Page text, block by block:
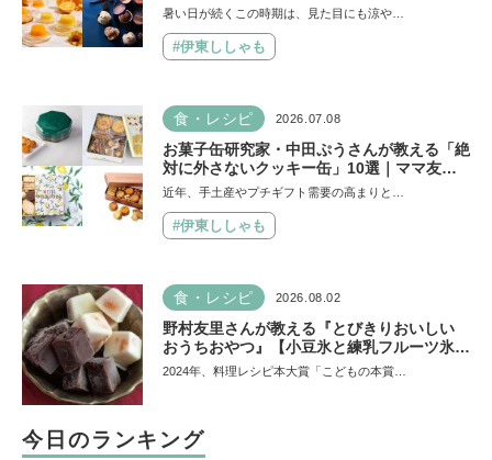
暑い日が続くこの時期は、見た目にも涼や…
#伊東ししゃも
食・レシピ 2026.07.08
お菓子缶研究家・中田ぷうさんが教える「絶
対に外さないクッキー缶」10選｜ママ友や
義実家への贈り物、自分へのご褒美に！
近年、手土産やプチギフト需要の高まりと…
#伊東ししゃも
食・レシピ 2026.08.02
野村友里さんが教える『とびきりおいしい
おうちおやつ』【小豆氷と練乳フルーツ氷】
は暑い夏にぴったり！ 小学生でもお手伝い
2024年、料理レシピ本大賞「こどもの本賞…
今日のランキング